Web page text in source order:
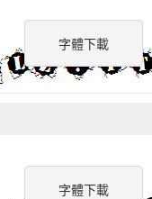
字體下載
字體下載